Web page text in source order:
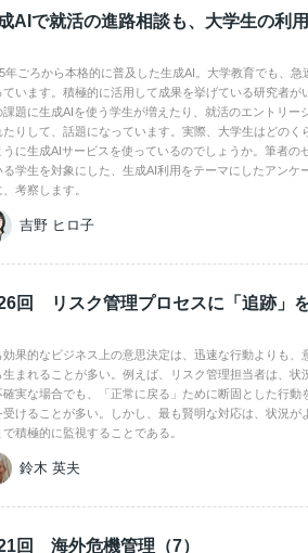
AIで就活の進路相談も、大学生の利
年ごろから本格的に普及した生成AI。大学教育でも、急
ています。積極的に活用して成果を挙げている研究者が
課題に生成AIを使う学生が増えたり、就活のエントリー
たりして、話題になっています。実際、大学生はどのく
うに生成AIサービスを使っているのでしょうか。筆者の
る学生を対象にした、生成AI利用をテーマにしたアンケ
、考察します。
吉野 ヒロ子
回 リスク管理プロセスに「追跡」
効果的なビジネス上の意思決定は、迅速な行動よりも、
生まれることが多い。例えば、リスク管理担当者は、状
確実な場合でも、「正常に戻る」ために断固とした行動
受けることが多い。しかし、最も賢明な対応は、状況が
で積極的に監視することである。
鈴木 英夫
回 海外危機管理（7）